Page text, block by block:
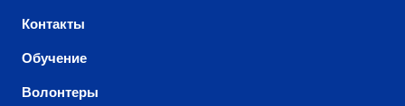
Контакты
Обучение
Волонтеры